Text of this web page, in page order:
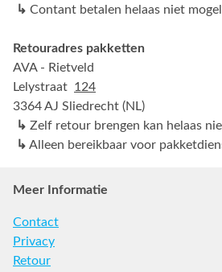
↳ Contant betalen helaas niet
Retouradres pakketten
AVA - Rietveld
Lelystraat 124
3364 AJ Sliedrecht (NL)
↳ Zelf retour brengen kan helaas
↳ Alleen bereikbaar voor
Meer Informatie
Contact
Privacy
Retour